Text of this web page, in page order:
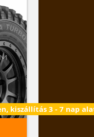
kiszállítás 3 - 7 nap